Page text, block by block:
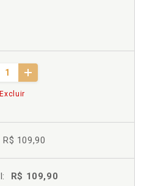
Excluir
R$ 109,90
R$ 109,90